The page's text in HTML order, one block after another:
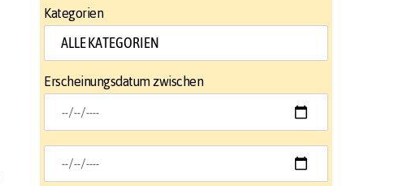
Kategorien
Erscheinungsdatum zwischen